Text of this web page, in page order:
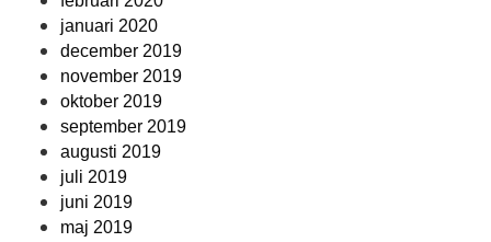
januari 2020
december 2019
november 2019
oktober 2019
september 2019
augusti 2019
juli 2019
juni 2019
maj 2019